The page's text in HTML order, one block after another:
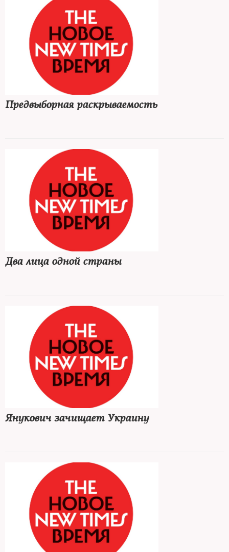
Предвыборная раскрываемость
Два лица одной страны
Янукович зачищает Украину